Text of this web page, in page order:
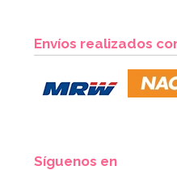
Envíos realizados
Síguenos en